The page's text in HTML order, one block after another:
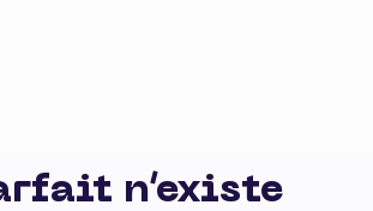
n’existe